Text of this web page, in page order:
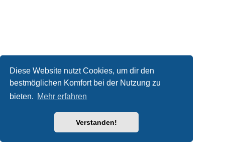
Diese Website nutzt Cookies, um dir den
bestmöglichen Komfort bei der Nutzung zu
bieten. Mehr erfahren
Verstanden!